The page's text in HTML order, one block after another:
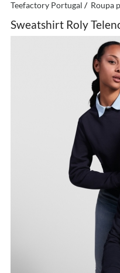
Teefactory Portugal Roupa
Sweatshirt Roly